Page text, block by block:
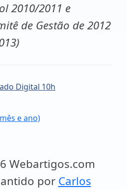
2010/2011 e
de Gestão de 2012
Digital 10h
e ano)
Webartigos.com
por Carlos